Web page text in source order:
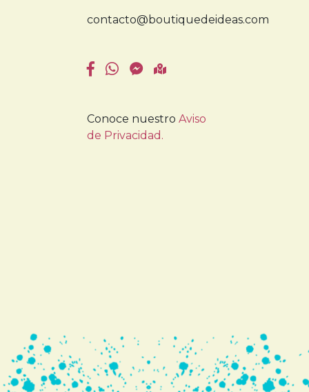
contacto@boutiquedeideas.com
Conoce nuestro Aviso
de Privacidad.